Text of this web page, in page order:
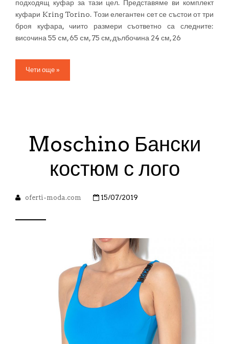
подходящ куфар за тази цел. Представяме ви комплект
куфари Kring Torino. Този елегантен сет се състои от три
броя куфара, чиито размери съответно са следните:
височина 55 cм, 65 cм, 75 см, дълбочина 24 см, 26
Чети още »
Moschino Бански
костюм с лого
oferti-moda.com 15/07/2019